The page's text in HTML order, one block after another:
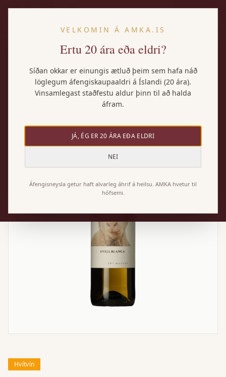
Hvítvín
VELKOMIN Á AMKA.IS
Ertu 20 ára eða eldri?
Síðan okkar er einungis ætluð þeim sem hafa náð
löglegum áfengiskaupaaldri á Íslandi (20 ára).
Vinsamlegast staðfestu aldur þinn til að halda
áfram.
JÁ, ÉG ER 20 ÁRA EÐA ELDRI
NEI
Áfengisneysla getur haft alvarleg áhrif á heilsu. AMKA hvetur til
hófsemi.